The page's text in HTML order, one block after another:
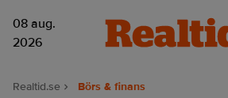
08 aug.
2026
Realtid.se Börs & finans